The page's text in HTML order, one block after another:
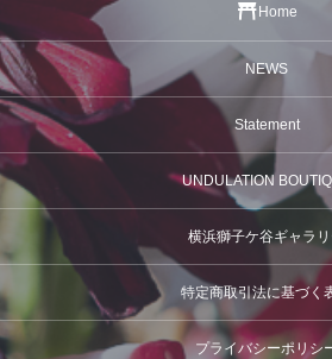
Home
NEWS
Statement
UNDULATION
横浜獅子ケ谷ギャラ
特定商取引法に基づく
プライバシーポリシ